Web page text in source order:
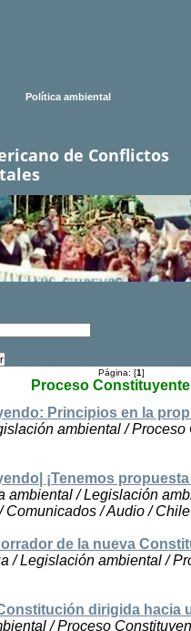
Política ambiental
de Conflictos
Página: [1]
Proceso
Principios en la
ambiental /
¡Tenemos
ambiental / Legislación
Comunicados / Audio / Chile
de la nueva
/ Legislación ambiental /
dirigida hacia
/ Proceso